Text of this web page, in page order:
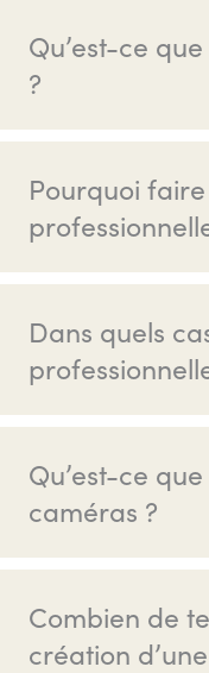
Qu’est-ce
?
Pourquoi
Dans quels
Qu’est-ce
caméras ?
Combien de
création